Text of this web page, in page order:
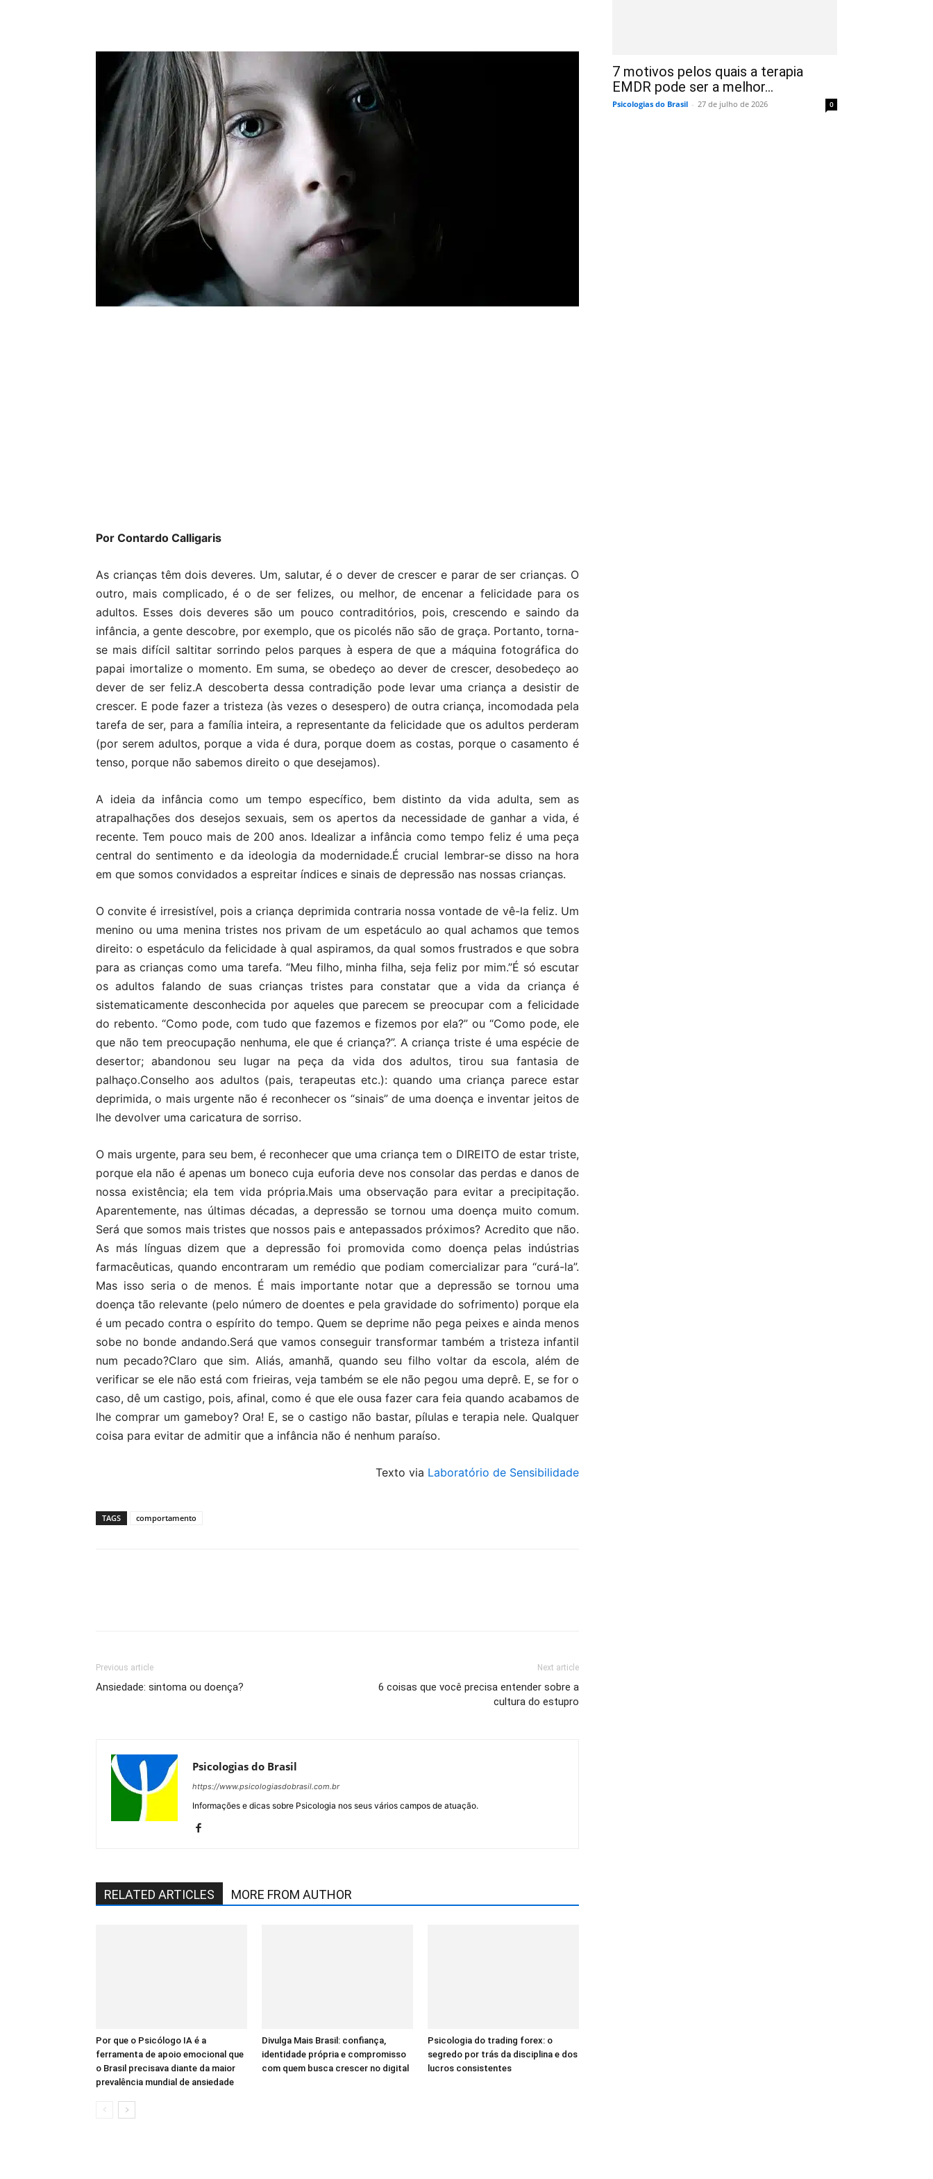
Por Contardo Calligaris
As crianças têm dois deveres. Um, salutar, é o dever de crescer e parar de ser crianças. O
outro, mais complicado, é o de ser felizes, ou melhor, de encenar a felicidade para os
adultos. Esses dois deveres são um pouco contraditórios, pois, crescendo e saindo da
infância, a gente descobre, por exemplo, que os picolés não são de graça. Portanto, torna-
se mais difícil saltitar sorrindo pelos parques à espera de que a máquina fotográfica do
papai imortalize o momento. Em suma, se obedeço ao dever de crescer, desobedeço ao
dever de ser feliz.A descoberta dessa contradição pode levar uma criança a desistir de
crescer. E pode fazer a tristeza (às vezes o desespero) de outra criança, incomodada pela
tarefa de ser, para a família inteira, a representante da felicidade que os adultos perderam
(por serem adultos, porque a vida é dura, porque doem as costas, porque o casamento é
tenso, porque não sabemos direito o que desejamos).
A ideia da infância como um tempo específico, bem distinto da vida adulta, sem as
atrapalhações dos desejos sexuais, sem os apertos da necessidade de ganhar a vida, é
recente. Tem pouco mais de 200 anos. Idealizar a infância como tempo feliz é uma peça
central do sentimento e da ideologia da modernidade.É crucial lembrar-se disso na hora
em que somos convidados a espreitar índices e sinais de depressão nas nossas crianças.
O convite é irresistível, pois a criança deprimida contraria nossa vontade de vê-la feliz. Um
menino ou uma menina tristes nos privam de um espetáculo ao qual achamos que temos
direito: o espetáculo da felicidade à qual aspiramos, da qual somos frustrados e que sobra
para as crianças como uma tarefa. “Meu filho, minha filha, seja feliz por mim.”É só escutar
os adultos falando de suas crianças tristes para constatar que a vida da criança é
sistematicamente desconhecida por aqueles que parecem se preocupar com a felicidade
do rebento. “Como pode, com tudo que fazemos e fizemos por ela?” ou “Como pode, ele
que não tem preocupação nenhuma, ele que é criança?”. A criança triste é uma espécie de
desertor; abandonou seu lugar na peça da vida dos adultos, tirou sua fantasia de
palhaço.Conselho aos adultos (pais, terapeutas etc.): quando uma criança parece estar
deprimida, o mais urgente não é reconhecer os “sinais” de uma doença e inventar jeitos de
lhe devolver uma caricatura de sorriso.
O mais urgente, para seu bem, é reconhecer que uma criança tem o DIREITO de estar triste,
porque ela não é apenas um boneco cuja euforia deve nos consolar das perdas e danos de
nossa existência; ela tem vida própria.Mais uma observação para evitar a precipitação.
Aparentemente, nas últimas décadas, a depressão se tornou uma doença muito comum.
Será que somos mais tristes que nossos pais e antepassados próximos? Acredito que não.
As más línguas dizem que a depressão foi promovida como doença pelas indústrias
farmacêuticas, quando encontraram um remédio que podiam comercializar para “curá-la”.
Mas isso seria o de menos. É mais importante notar que a depressão se tornou uma
doença tão relevante (pelo número de doentes e pela gravidade do sofrimento) porque ela
é um pecado contra o espírito do tempo. Quem se deprime não pega peixes e ainda menos
sobe no bonde andando.Será que vamos conseguir transformar também a tristeza infantil
num pecado?Claro que sim. Aliás, amanhã, quando seu filho voltar da escola, além de
verificar se ele não está com frieiras, veja também se ele não pegou uma deprê. E, se for o
caso, dê um castigo, pois, afinal, como é que ele ousa fazer cara feia quando acabamos de
lhe comprar um gameboy? Ora! E, se o castigo não bastar, pílulas e terapia nele. Qualquer
coisa para evitar de admitir que a infância não é nenhum paraíso.
Texto via Laboratório de Sensibilidade
TAGS comportamento
Previous article
Ansiedade: sintoma ou doença?
Next article
6 coisas que você precisa entender sobre a
cultura do estupro
Psicologias do Brasil
https://www.psicologiasdobrasil.com.br
Informações e dicas sobre Psicologia nos seus vários campos de atuação.
RELATED ARTICLES MORE FROM AUTHOR
Por que o Psicólogo IA é a
ferramenta de apoio emocional que
o Brasil precisava diante da maior
prevalência mundial de ansiedade
Divulga Mais Brasil: confiança,
identidade própria e compromisso
com quem busca crescer no digital
Psicologia do trading forex: o
segredo por trás da disciplina e dos
lucros consistentes
7 motivos pelos quais a terapia
EMDR pode ser a melhor...
Psicologias do Brasil - 27 de julho de 2026 0